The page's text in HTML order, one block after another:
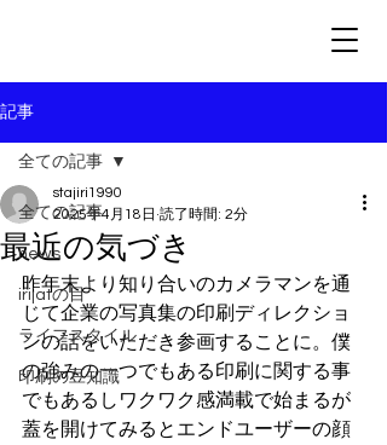
記事
全ての記事
news
irijatの目
ライフスタイル
印刷の豆知識
全ての記事
最近の気づき
stajiri1990
2025年4月18日 読了時間: 2分
昨年末より知り合いのカメラマンを通
じて企業の写真集の印刷ディレクショ
ンの話をいただき参画することに。僕
の強みの一つでもある印刷に関する事
でもあるしワクワク感満載で始まるが
蓋を開けてみるとエンドユーザーの顔